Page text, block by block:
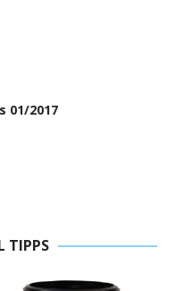
01/2017
TIPPS